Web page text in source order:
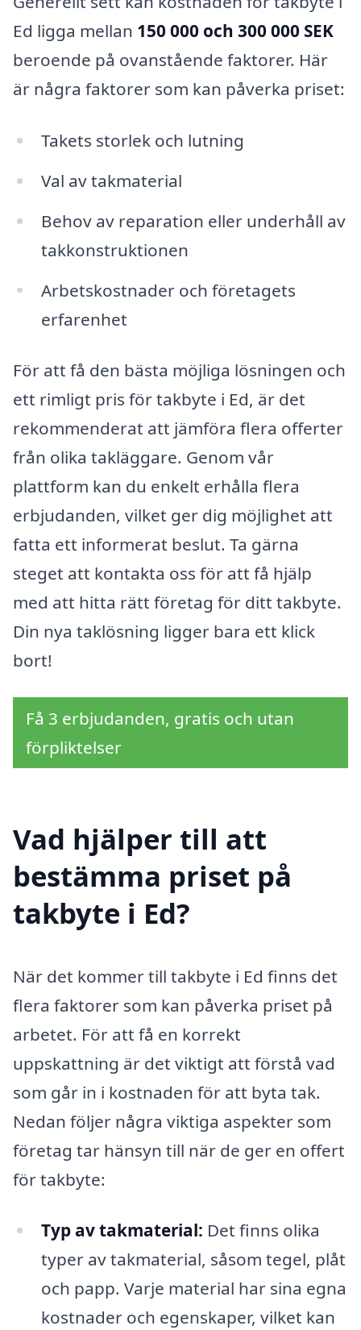
Ed ligga mellan 150 000 och 300 000 SEK
beroende på ovanstående faktorer. Här
är några faktorer som kan påverka priset:
Takets storlek och lutning
Val av takmaterial
Behov av reparation eller underhåll av
takkonstruktionen
Arbetskostnader och företagets
erfarenhet
För att få den bästa möjliga lösningen och
ett rimligt pris för takbyte i Ed, är det
rekommenderat att jämföra flera offerter
från olika takläggare. Genom vår
plattform kan du enkelt erhålla flera
erbjudanden, vilket ger dig möjlighet att
fatta ett informerat beslut. Ta gärna
steget att kontakta oss för att få hjälp
med att hitta rätt företag för ditt takbyte.
Din nya taklösning ligger bara ett klick
bort!
Få 3 erbjudanden, gratis och utan
förpliktelser
Vad hjälper till att
bestämma priset på
takbyte i Ed?
När det kommer till takbyte i Ed finns det
flera faktorer som kan påverka priset på
arbetet. För att få en korrekt
uppskattning är det viktigt att förstå vad
som går in i kostnaden för att byta tak.
Nedan följer några viktiga aspekter som
företag tar hänsyn till när de ger en offert
för takbyte:
Typ av takmaterial: Det finns olika
typer av takmaterial, såsom tegel, plåt
och papp. Varje material har sina egna
kostnader och egenskaper, vilket kan